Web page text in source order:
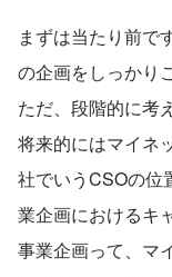
まずは当たり前で
の企画をしっかり
ただ、段階的に考
将来的にはマイネ
社でいうCSOの位
業企画におけるキ
事業企画って、マ